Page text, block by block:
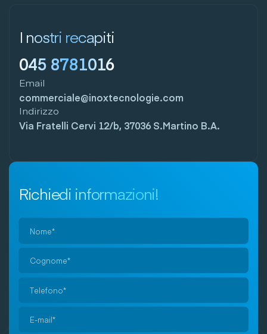
I nostri recapiti
045 8781016
Email
commerciale@inoxtecnologie.com
Indirizzo
Via Fratelli Cervi 12/b, 37036 S.Martino B.A.
Richiedi informazioni!